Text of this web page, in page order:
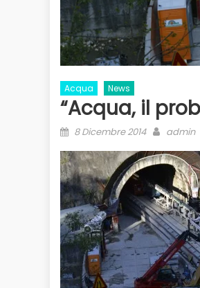
Acqua News
“Acqua, il
Posted
8 Dicembre 2014 Author
admin